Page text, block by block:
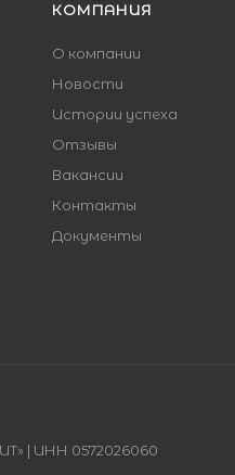
КОМПАНИЯ
О компании
Новости
Истории успеха
Отзывы
Вакансии
Контакты
Документы
| ИНН 0572026060